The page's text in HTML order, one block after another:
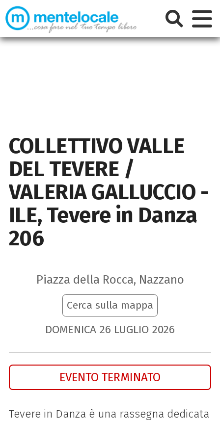
COLLETTIVO VALLE
DEL TEVERE /
VALERIA GALLUCCIO -
ILE, Tevere in Danza
206
Piazza della Rocca, Nazzano
Cerca sulla mappa
DOMENICA 26 LUGLIO 2026
EVENTO TERMINATO
Tevere in Danza è una rassegna dedicata